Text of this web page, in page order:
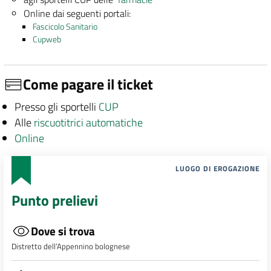
Online dai seguenti portali:
Fascicolo Sanitario
Cupweb
Come pagare il ticket
Presso gli sportelli CUP
Alleriscuotitrici automatiche
Online
LUOGO DI EROGAZIONE
Punto prelievi
Dove si trova
Distretto dell’Appennino bolognese